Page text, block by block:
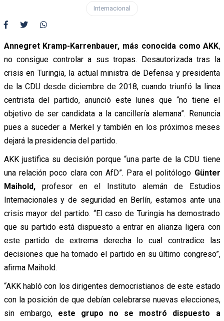
Internacional
Annegret Kramp-Karrenbauer, más conocida como AKK,
no consigue controlar a sus tropas. Desautorizada tras la
crisis en Turingia, la actual ministra de Defensa y presidenta
de la CDU desde diciembre de 2018, cuando triunfó la linea
centrista del partido, anunció este lunes que “no tiene el
objetivo de ser candidata a la cancillería alemana”. Renuncia
pues a suceder a Merkel y también en los próximos meses
dejará la presidencia del partido.
AKK justifica su decisión porque “una parte de la CDU tiene
una relación poco clara con AfD”. Para el politólogo Günter
Maihold,profesor en el Instituto alemán de Estudios
Internacionales y de seguridad en Berlín, estamos ante una
crisis mayor del partido. “El caso de Turingia ha demostrado
que su partido está dispuesto a entrar en alianza ligera con
este partido de extrema derecha lo cual contradice las
decisiones que ha tomado el partido en su último congreso”,
afirma Maihold.
“AKK habló con los dirigentes democristianos de este estado
con la posición de que debían celebrarse nuevas elecciones,
sin embargo, este grupo no se mostró dispuesto a